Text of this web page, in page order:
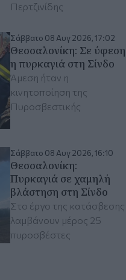
Περτζινίδης
Σάββατο 08 Αυγ 2026, 17:02
Θεσσαλονίκη: Σε ύφεση
η πυρκαγιά στη Σίνδο
Άμεση ήταν η
κινητοποίηση της
Πυροσβεστικής
Σάββατο 08 Αυγ 2026, 16:10
Θεσσαλονίκη:
Πυρκαγιά σε χαμηλή
βλάστηση στη Σίνδο
Στο έργο της κατάσβεσης
λαμβάνουν μέρος 25
πυροσβέστες